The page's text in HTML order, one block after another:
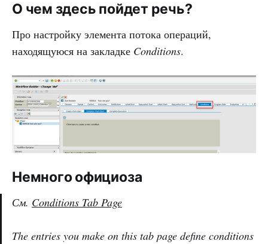
О чем здесь пойдет речь?
Про настройку элемента потока операций,
находящуюся на закладке Conditions.
Немного официоза
См. Conditions Tab Page
The entries you make on this tab page define conditions